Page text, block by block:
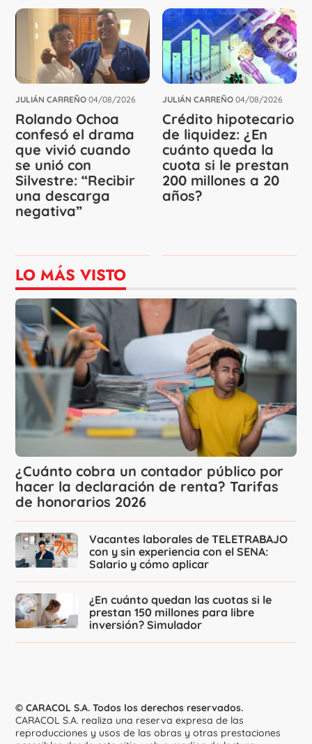
JULIÁN CARREÑO 04/08/2026
Rolando Ochoa
confesó el drama
que vivió cuando
se unió con
Silvestre: “Recibir
una descarga
negativa”
JULIÁN CARREÑO 04/08/2026
Crédito hipotecario
de liquidez: ¿En
cuánto queda la
cuota si le prestan
200 millones a 20
años?
LO MÁS VISTO
¿Cuánto cobra un contador público por
hacer la declaración de renta? Tarifas
de honorarios 2026
Vacantes laborales de TELETRABAJO
con y sin experiencia con el SENA:
Salario y cómo aplicar
¿En cuánto quedan las cuotas si le
prestan 150 millones para libre
inversión? Simulador
© CARACOL S.A. Todos los derechos reservados.
CARACOL S.A. realiza una reserva expresa de las
reproducciones y usos de las obras y otras prestaciones